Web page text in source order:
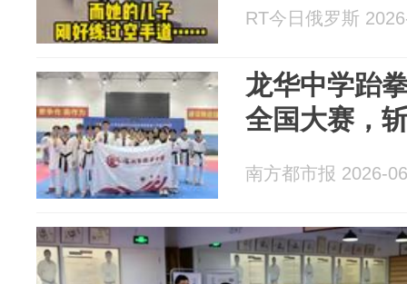
RT今日俄罗斯
龙华中学跆
全国大赛，
南方都市报 2026-